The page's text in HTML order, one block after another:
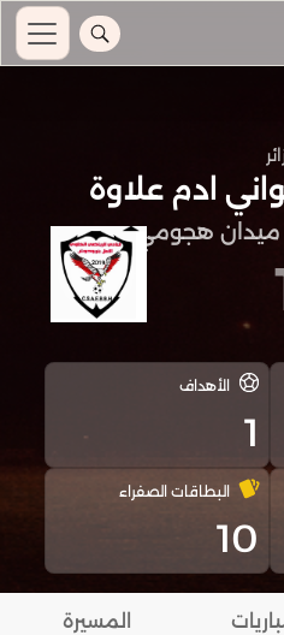
ادم علاوة
هجومي
الأهداف
1
البطاقات الصفراء
10
المسيرة